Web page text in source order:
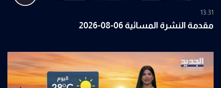
13:31
مقدمة النشرة المسائية 06-08-2026